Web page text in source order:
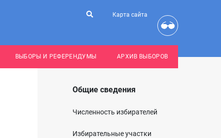
Карта сайта
ВЫБОРЫ И РЕФЕРЕНДУМЫ АРХИВ ВЫБОРОВ
Общие сведения
Численность избирателей
Избирательные участки